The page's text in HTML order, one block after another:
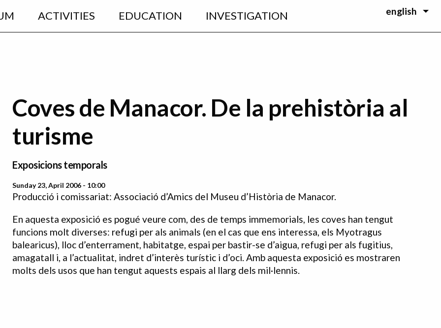
ACTIVITIES EDUCATION INVESTIGATION english
Coves de Manacor. De la prehistòria al
turisme
Exposicions temporals
Sunday 23, April 2006 - 10:00
Producció i comissariat: Associació d’Amics del Museu d’Història de Manacor.
En aquesta exposició es pogué veure com, des de temps immemorials, les coves han tengut
funcions molt diverses: refugi per als animals (en el cas que ens interessa, els Myotragus
balearicus), lloc d’enterrament, habitatge, espai per bastir-se d’aigua, refugi per als fugitius,
amagatall i, a l’actualitat, indret d’interès turístic i d’oci. Amb aquesta exposició es mostraren
molts dels usos que han tengut aquests espais al llarg dels mil·lennis.